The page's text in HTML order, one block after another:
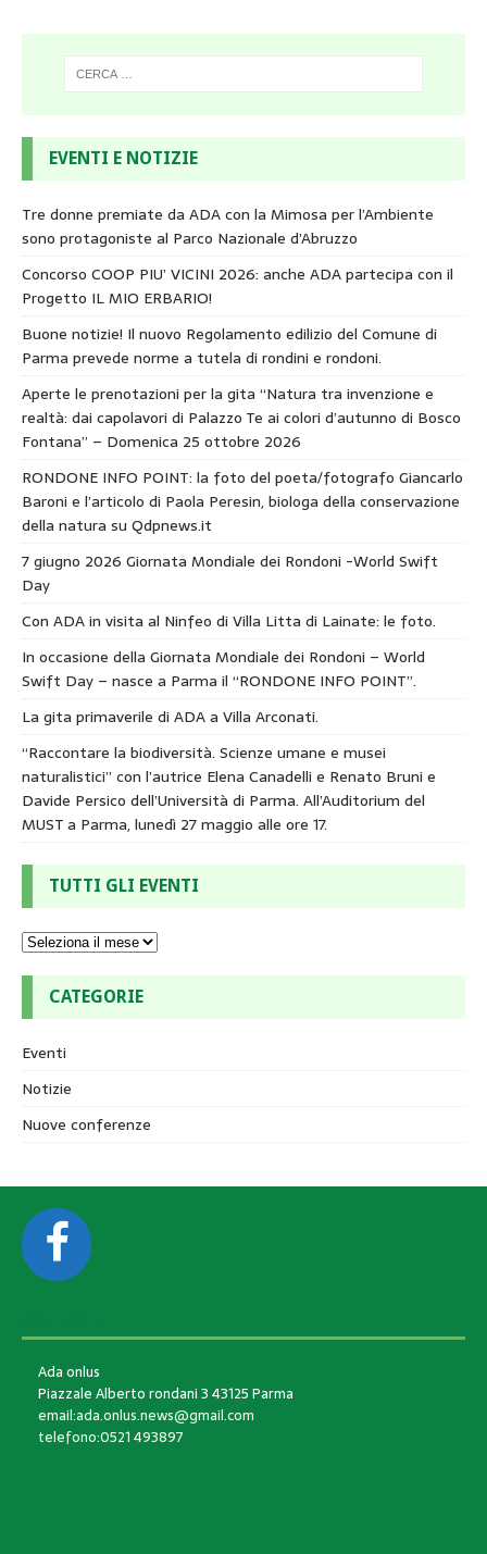
EVENTI E NOTIZIE
Tre donne premiate da ADA con la Mimosa per l’Ambiente
sono protagoniste al Parco Nazionale d’Abruzzo
Concorso COOP PIU’ VICINI 2026: anche ADA partecipa con il
Progetto IL MIO ERBARIO!
Buone notizie! Il nuovo Regolamento edilizio del Comune di
Parma prevede norme a tutela di rondini e rondoni.
Aperte le prenotazioni per la gita “Natura tra invenzione e
realtà: dai capolavori di Palazzo Te ai colori d’autunno di Bosco
Fontana” – Domenica 25 ottobre 2026
RONDONE INFO POINT: la foto del poeta/fotografo Giancarlo
Baroni e l’articolo di Paola Peresin, biologa della conservazione
della natura su Qdpnews.it
7 giugno 2026 Giornata Mondiale dei Rondoni -World Swift
Day
Con ADA in visita al Ninfeo di Villa Litta di Lainate: le foto.
In occasione della Giornata Mondiale dei Rondoni – World
Swift Day – nasce a Parma il “RONDONE INFO POINT”.
La gita primaverile di ADA a Villa Arconati.
“Raccontare la biodiversità. Scienze umane e musei
naturalistici” con l’autrice Elena Canadelli e Renato Bruni e
Davide Persico dell’Università di Parma. All’Auditorium del
MUST a Parma, lunedì 27 maggio alle ore 17.
TUTTI GLI EVENTI
CATEGORIE
Eventi
Notizie
Nuove conferenze
Ada onlus
Piazzale Alberto rondani 3 43125 Parma
email:ada.onlus.news@gmail.com
telefono:0521 493897